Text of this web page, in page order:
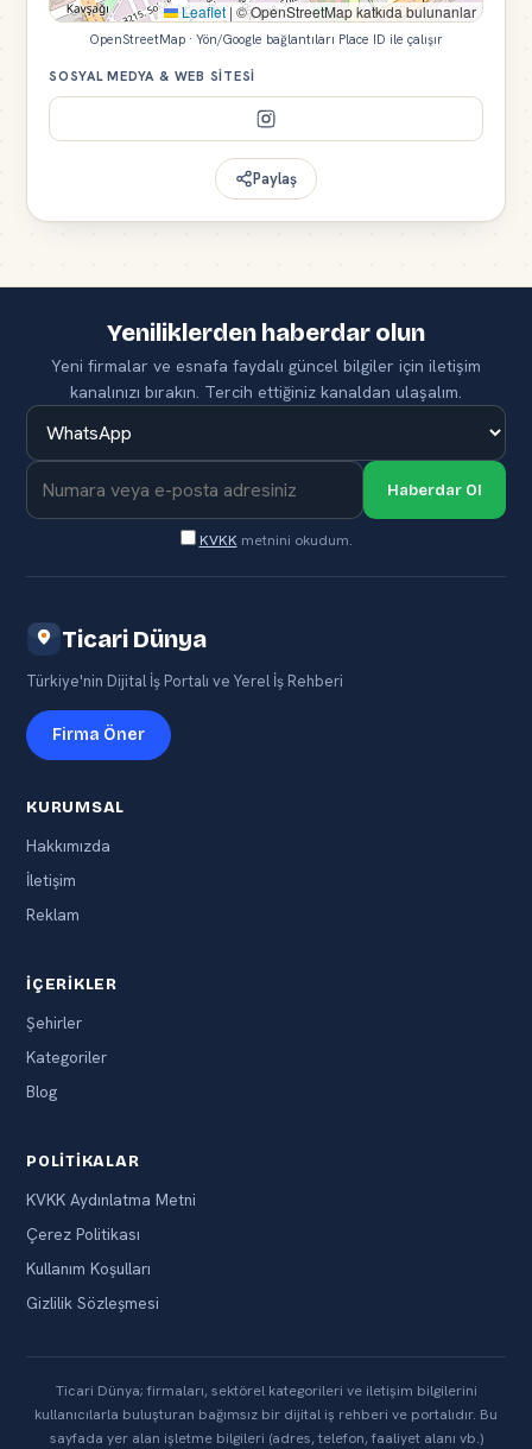
Leaflet | © OpenStreetMap katkıda bulunanlar
OpenStreetMap · Yön/Google bağlantıları Place ID ile çalışır
SOSYAL MEDYA & WEB SITESI
Paylaş
Yeniliklerden haberdar olun
Yeni firmalar ve esnafa faydalı güncel bilgiler için iletişim
kanalınızı bırakın. Tercih ettiğiniz kanaldan ulaşalım.
Haberdar Ol
KVKK metnini okudum.
Ticari Dünya
Türkiye'nin Dijital İş Portalı ve Yerel İş Rehberi
Firma Öner
KURUMSAL
Hakkımızda
İletişim
Reklam
İÇERIKLER
Şehirler
Kategoriler
Blog
POLITIKALAR
KVKK Aydınlatma Metni
Çerez Politikası
Kullanım Koşulları
Gizlilik Sözleşmesi
Ticari Dünya; firmaları, sektörel kategorileri ve iletişim bilgilerini
kullanıcılarla buluşturan bağımsız bir dijital iş rehberi ve portalıdır. Bu
sayfada yer alan işletme bilgileri (adres, telefon, faaliyet alanı vb.)